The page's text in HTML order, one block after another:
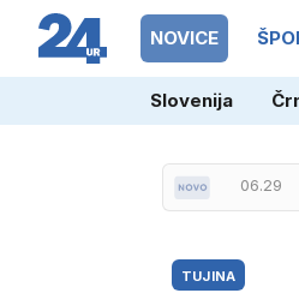
NOVICE
Slovenija
06.29
TUJINA